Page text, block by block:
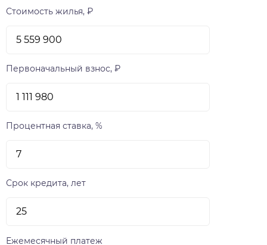
Стоимость жилья, ₽
Первоначальный взнос, ₽
Процентная ставка, %
Срок кредита, лет
Ежемесячный платеж